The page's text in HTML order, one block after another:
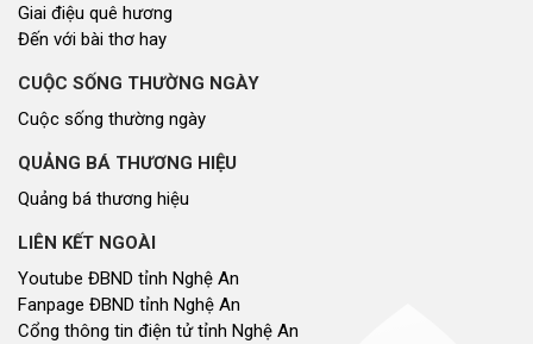
Giai điệu quê hương
Đến với bài thơ hay
CUỘC SỐNG THƯỜNG NGÀY
Cuộc sống thường ngày
QUẢNG BÁ THƯƠNG HIỆU
Quảng bá thương hiệu
LIÊN KẾT NGOÀI
Youtube ĐBND tỉnh Nghệ An
Fanpage ĐBND tỉnh Nghệ An
Cổng thông tin điện tử tỉnh Nghệ An